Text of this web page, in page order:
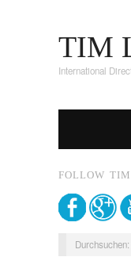
TIM
International
FOLLOW
Durchsuchen: